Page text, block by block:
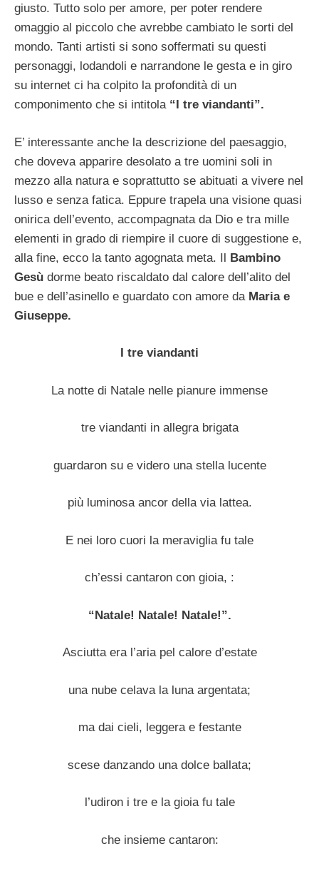
giusto. Tutto solo per amore, per poter rendere
omaggio al piccolo che avrebbe cambiato le sorti del
mondo. Tanti artisti si sono soffermati su questi
personaggi, lodandoli e narrandone le gesta e in giro
su internet ci ha colpito la profondità di un
componimento che si intitola “I tre viandanti”.
E’ interessante anche la descrizione del paesaggio,
che doveva apparire desolato a tre uomini soli in
mezzo alla natura e soprattutto se abituati a vivere nel
lusso e senza fatica. Eppure trapela una visione quasi
onirica dell’evento, accompagnata da Dio e tra mille
elementi in grado di riempire il cuore di suggestione e,
alla fine, ecco la tanto agognata meta. Il Bambino
Gesù dorme beato riscaldato dal calore dell’alito del
bue e dell’asinello e guardato con amore da Maria e
Giuseppe.
I tre viandanti
La notte di Natale nelle pianure immense
tre viandanti in allegra brigata
guardaron su e videro una stella lucente
più luminosa ancor della via lattea.
E nei loro cuori la meraviglia fu tale
ch’essi cantaron con gioia, :
“Natale! Natale! Natale!”.
Asciutta era l’aria pel calore d’estate
una nube celava la luna argentata;
ma dai cieli, leggera e festante
scese danzando una dolce ballata;
l’udiron i tre e la gioia fu tale
che insieme cantaron: